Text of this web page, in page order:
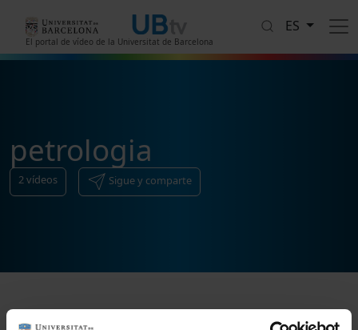
El portal de vídeo de la Universitat de Barcelona
ES
petrologia
2vídeos Sigue y comparte
Ordenar